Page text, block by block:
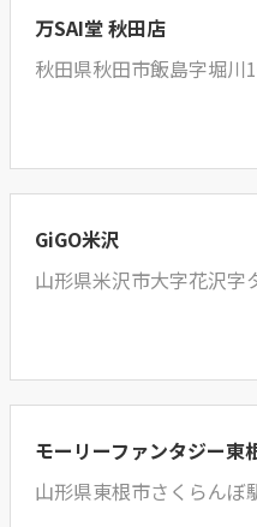
万SAI堂 秋田店
秋田県秋田市飯島字堀川
GiGO米沢
山形県米沢市大字花沢字
モーリーファンタジー東
山形県東根市さくらんぼ